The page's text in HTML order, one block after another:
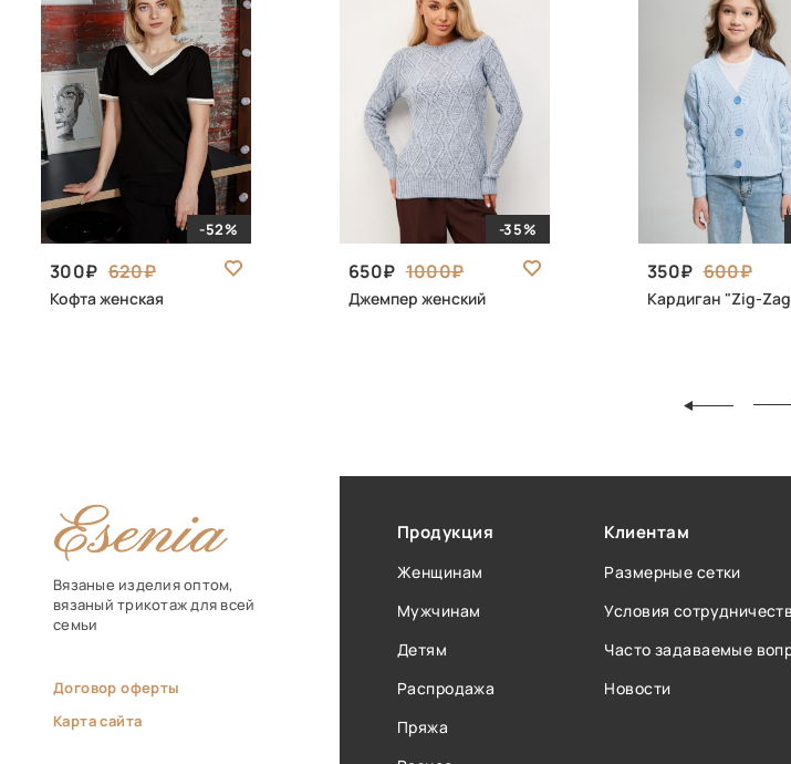
-52%
300 620
Кофта женская
-35%
650 1000
Джемпер женский
350 600
Кардиган "Zig-
Вязаные изделия оптом,
вязаный трикотаж для всей
семьи
Договор оферты
Карта сайта
Продукция
Женщинам
Мужчинам
Детям
Распродажа
Пряжа
Клиентам
Размерные сетки
Условия
Часто задаваемые
Новости